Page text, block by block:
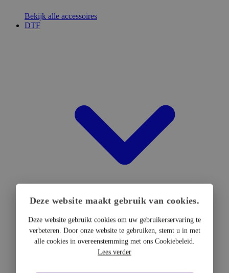
Bekijk alle accessoires
DTF
DTF Hardware
DTF Printers
Deze website maakt gebruik van cookies.
Deze website gebruikt cookies om uw gebruikerservaring te
verbeteren. Door onze website te gebruiken, stemt u in met
alle cookies in overeenstemming met ons Cookiebeleid.
Lees verder